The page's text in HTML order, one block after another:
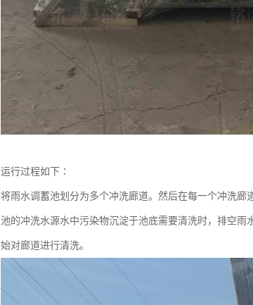
运行过程如下∶
将雨水调蓄池划分为多个冲洗廊道。然后在每一个冲洗
池的冲洗水源水中污染物沉淀于池底需要清洗时，排空
始对廊道进行清洗。